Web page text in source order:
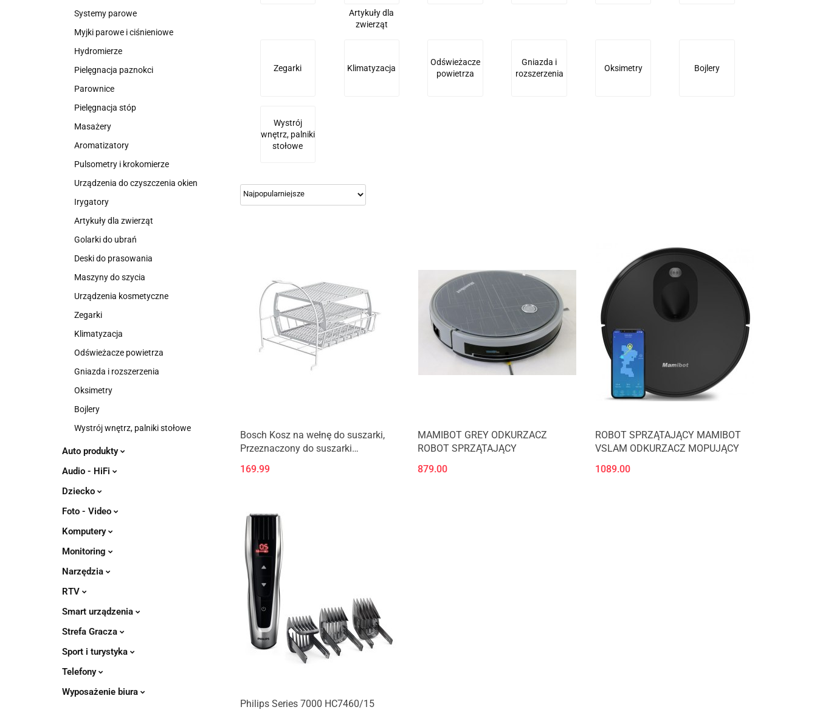
Systemy parowe
Myjki parowe i ciśnieniowe
Hydromierze
Pielęgnacja paznokci
Parownice
Pielęgnacja stóp
Masażery
Aromatizatory
Pulsometry i krokomierze
Urządzenia do czyszczenia okien
Irygatory
Artykuły dla zwierząt
Golarki do ubrań
Deski do prasowania
Maszyny do szycia
Urządzenia kosmetyczne
Zegarki
Klimatyzacja
Odświeżacze powietrza
Gniazda i rozszerzenia
Oksimetry
Bojlery
Wystrój wnętrz, palniki stołowe
Auto produkty
Audio - HiFi
Dziecko
Foto - Video
Komputery
Monitoring
Narzędzia
RTV
Smart urządzenia
Strefa Gracza
Sport i turystyka
Telefony
Wyposażenie biura
Artykuły dla
zwierząt
Zegarki Klimatyzacja
Odświeżacze
powietrza
Gniazda i
rozszerzenia
Oksimetry Bojlery
Wystrój
wnętrz, palniki
stołowe
Bosch Kosz na wełnę do suszarki,
Przeznaczony do suszarki
169.99
MAMIBOT GREY ODKURZACZ
ROBOT SPRZĄTAJĄCY
879.00
ROBOT SPRZĄTAJĄCY MAMIBOT
VSLAM ODKURZACZ MOPUJĄCY
1089.00
Produkt niedostępny
Philips Series 7000 HC7460/15